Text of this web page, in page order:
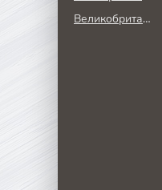
Великобритания